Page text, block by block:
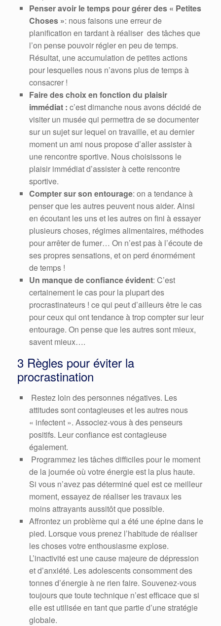
Penser avoir le temps pour gérer des « Petites
Choses »: nous faisons une erreur de
planification en tardant à réaliser des tâches que
l’on pense pouvoir régler en peu de temps.
Résultat, une accumulation de petites actions
pour lesquelles nous n’avons plus de temps à
consacrer !
Faire des choix en fonction du plaisir
immédiat : c’est dimanche nous avons décidé de
visiter un musée qui permettra de se documenter
sur un sujet sur lequel on travaille, et au dernier
moment un ami nous propose d’aller assister à
une rencontre sportive. Nous choisissons le
plaisir immédiat d’assister à cette rencontre
sportive.
Compter sur son entourage: on a tendance à
penser que les autres peuvent nous aider. Ainsi
en écoutant les uns et les autres on fini à essayer
plusieurs choses, régimes alimentaires, méthodes
pour arrêter de fumer… On n’est pas à l’écoute de
ses propres sensations, et on perd énormément
de temps !
Un manque de confiance évident: C’est
certainement le cas pour la plupart des
procrastinateurs ! ce qui peut d’ailleurs être le cas
pour ceux qui ont tendance à trop compter sur leur
entourage. On pense que les autres sont mieux,
savent mieux….
3 Règles pour éviter la
procrastination
Restez loin des personnes négatives. Les
attitudes sont contagieuses et les autres nous
« infectent ». Associez-vous à des penseurs
positifs. Leur confiance est contagieuse
également.
Programmez les tâches difficiles pour le moment
de la journée où votre énergie est la plus haute.
Si vous n’avez pas déterminé quel est ce meilleur
moment, essayez de réaliser les travaux les
moins attrayants aussitôt que possible.
Affrontez un problème qui a été une épine dans le
pied. Lorsque vous prenez l’habitude de réaliser
les choses votre enthousiasme explose.
L’inactivité est une cause majeure de dépression
et d’anxiété. Les adolescents consomment des
tonnes d’énergie à ne rien faire. Souvenez-vous
toujours que toute technique n’est efficace que si
elle est utilisée en tant que partie d’une stratégie
globale.